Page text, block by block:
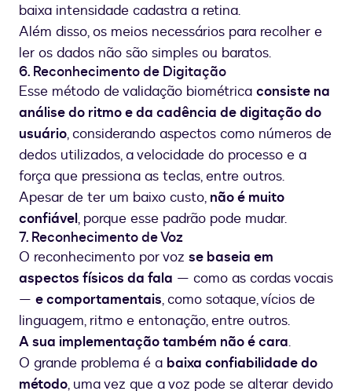
baixa intensidade cadastra a retina.
Além disso, os meios necessários para recolher e
ler os dados não são simples ou baratos.
6. Reconhecimento de Digitação
Esse método de validação biométrica consiste na
análise do ritmo e da cadência de digitação do
usuário, considerando aspectos como números de
dedos utilizados, a velocidade do processo e a
força que pressiona as teclas, entre outros.
Apesar de ter um baixo custo, não é muito
confiável, porque esse padrão pode mudar.
7. Reconhecimento de Voz
O reconhecimento por voz se baseia em
aspectos físicos da fala — como as cordas vocais
— e comportamentais, como sotaque, vícios de
linguagem, ritmo e entonação, entre outros.
A sua implementação também não é cara.
O grande problema é a baixa confiabilidade do
método, uma vez que a voz pode se alterar devido